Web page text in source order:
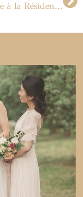
Mariage à la Résidence du Cap Brun à Toulon